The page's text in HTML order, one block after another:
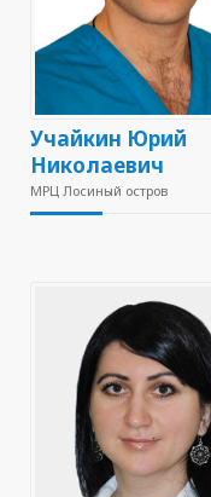
Учайкин Юрий
Николаевич
МРЦ Лосиный остров